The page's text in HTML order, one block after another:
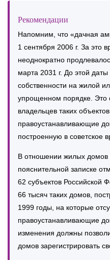
Рекомендации
Напомним, что «дачная
1 сентября 2006 г. За это
неоднократно
марта 2031 г. До этой даты
собственности на жилой
упрощенном порядке. Это
владельцев таких
правоустанавливающие
построенную в советское
В отношении жилых домов
пояснительной записке
62 субъектов Российской
66 тысяч таких домов,
1999 годы, на которые
правоустанавливающие
изменения должны
домов зарегистрировать